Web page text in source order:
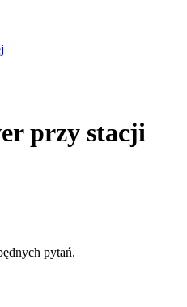
przy stacji
pytań.